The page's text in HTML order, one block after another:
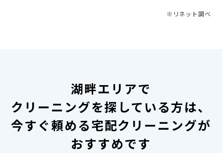
※リネット調べ
湖畔エリアで
クリーニングを探している方は、
今すぐ頼める宅配クリーニングが
おすすめです